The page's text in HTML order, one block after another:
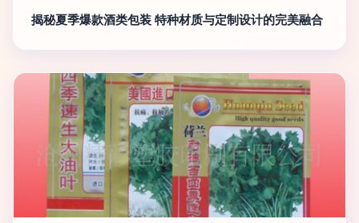
揭秘夏季爆款酒类包装 特种材质与定制设计的完美融合